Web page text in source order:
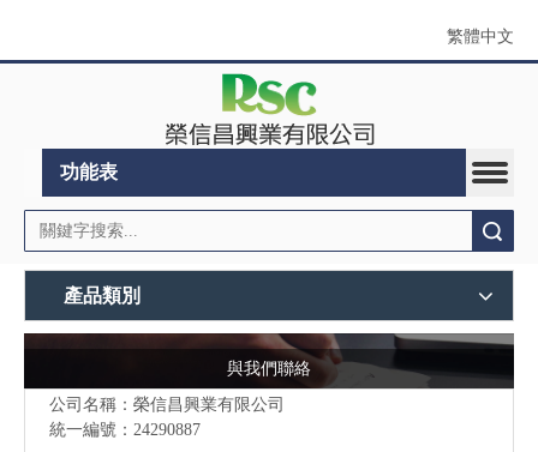
繁體中文
功能表
產品類別
與我們聯絡
公司名稱：榮信昌興業有限公司
統一編號：24290887